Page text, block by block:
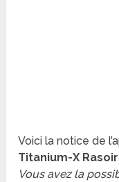
Voici la notice de
Titanium-X
Vous avez la